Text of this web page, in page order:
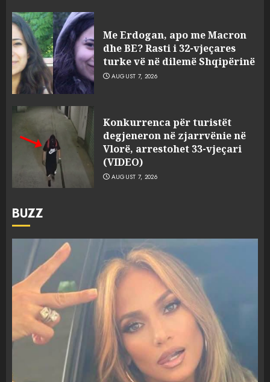
Me Erdogan, apo me Macron
dhe BE? Rasti i 32-vjeçares
turke vë në dilemë Shqipërinë
AUGUST 7, 2026
Konkurrenca për turistët
degjeneron në zjarrvënie në
Vlorë, arrestohet 33-vjeçari
(VIDEO)
AUGUST 7, 2026
BUZZ